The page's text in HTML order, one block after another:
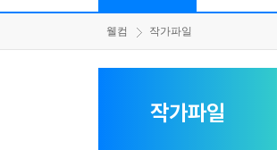
웰컴 작가파일
작가파일